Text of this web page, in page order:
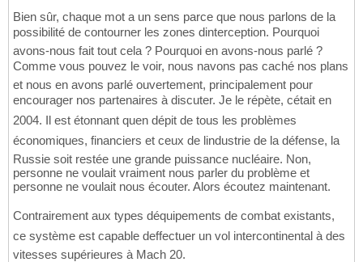
Bien sûr, chaque mot a un sens parce que nous parlons de la
possibilité de contourner les zones dinterception. Pourquoi
avons-nous fait tout cela ? Pourquoi en avons-nous parlé ?
Comme vous pouvez le voir, nous navons pas caché nos plans
et nous en avons parlé ouvertement, principalement pour
encourager nos partenaires à discuter. Je le répète, cétait en
2004. Il est étonnant quen dépit de tous les problèmes
économiques, financiers et ceux de lindustrie de la défense, la
Russie soit restée une grande puissance nucléaire. Non,
personne ne voulait vraiment nous parler du problème et
personne ne voulait nous écouter. Alors écoutez maintenant.
Contrairement aux types déquipements de combat existants,
ce système est capable deffectuer un vol intercontinental à des
vitesses supérieures à Mach 20.